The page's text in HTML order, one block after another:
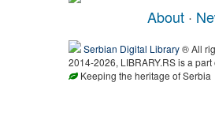
About ·
Serbian Digital Library® All
2014-2026, LIBRARY.RS is a
Keeping the heritage of Serbia